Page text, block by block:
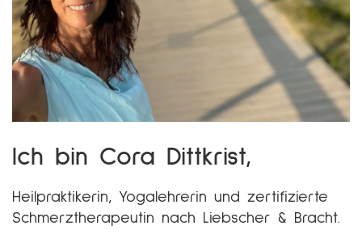
Ich bin Cora Dittkrist,
Heilpraktikerin, Yogalehrerin und zertifizierte
Schmerztherapeutin nach Liebscher & Bracht.